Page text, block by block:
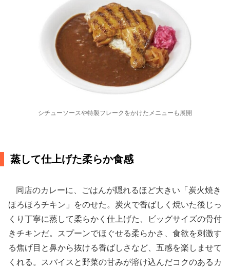
シチューソースや特製フレークをかけたメニューも展開
蒸して仕上げた柔らか食感
同店のカレーに、ごはんが隠れるほど大きい「炭火焼き
ほろほろチキン」をのせた。炭火で香ばしく焼いた後じっ
くり丁寧に蒸して柔らかく仕上げた、ビッグサイズの骨付
きチキンだ。スプーンでほぐせる柔らかさ、食欲を刺激す
る焦げ目と鼻から抜ける香ばしさなど、五感を楽しませて
くれる。スパイスと野菜の甘みが溶け込んだコクのあるカ